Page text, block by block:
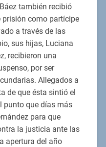
también recibió
prisión como partícipe
a través de las
sus hijas, Luciana
recibieron una
por ser
Allegados a
de que ésta sintió el
punto que días más
para que
la justicia ante las
apertura del año